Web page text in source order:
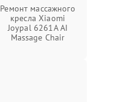
Ремонт массажного
кресла Xiaomi
Joypal 6261A AI
Massage Chair